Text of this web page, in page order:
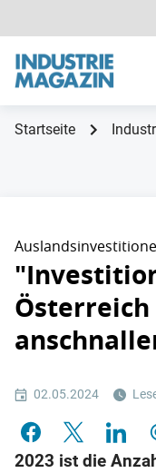
Startseite
Österreich
02.05.2024
2023 ist die